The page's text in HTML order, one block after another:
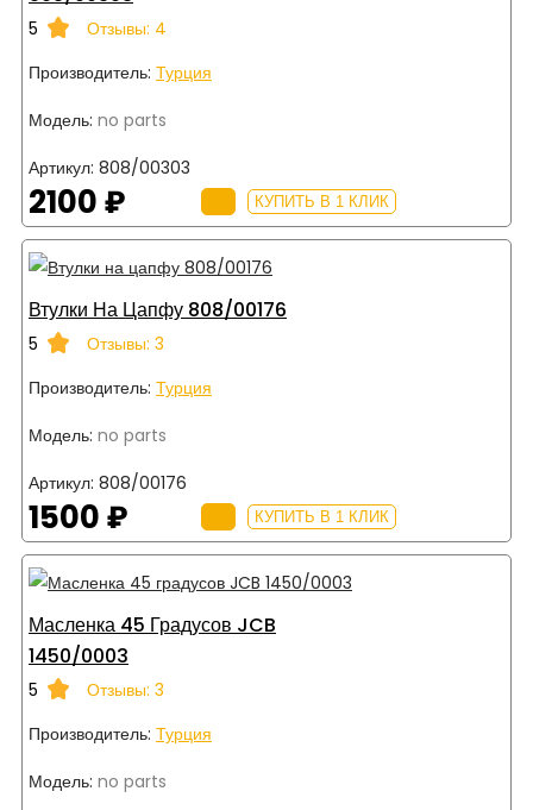
5
Отзывы: 4
Производитель: Турция
Модель: no parts
Артикул: 808/00303
2100 ₽ КУПИТЬ В 1 КЛИК
Втулки На Цапфу 808/00176
5
Отзывы: 3
Производитель: Турция
Модель: no parts
Артикул: 808/00176
1500 ₽ КУПИТЬ В 1 КЛИК
Масленка 45 Градусов JCB
1450/0003
5
Отзывы: 3
Производитель: Турция
Модель: no parts